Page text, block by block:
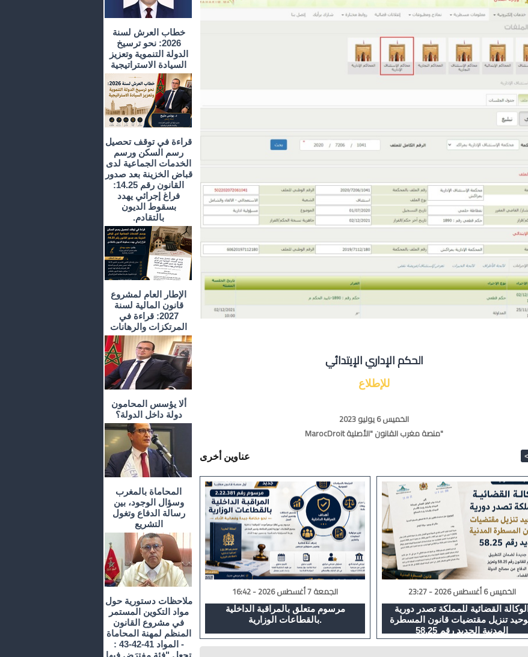
خطاب العرش لسنة
2026: نحو ترسيخ
الدولة التنموية وتعزيز
السيادة الاستراتيجية
قراءة في توقف تحصيل
رسم السكن ورسم
الخدمات الجماعية لدى
قباض الخزينة بعد صدور
القانون رقم 14.25:
فراغ إجرائي يهدد
بسقوط الديون
بالتقادم.
الإطار العام لمشروع
قانون المالية لسنة
2027: قراءة في
المرتكزات والرهانات
ألا يؤسس المحامون
دولة داخل الدولة؟
المحاماة بالمغرب
وسؤال الوجود، بين
رسالة الدفاع وتغول
التشريع
ملاحظات دستورية حول
مواد التكوين المستمر
في مشروع القانون
المنظم لمهنة المحاماة
- المواد 41-42-43 :
تجعل "فئة مفترَض فيها
الحكم الإداري الإيتدائي
للإطلاع
الخميس 6 يوليو 2023
MarocDroit منصة مغرب القانون "الأصلية"
عناوين أخرى
الجمعة 7 أغسطس 2026 - 16:42
مرسوم متعلق بالمراقبة الداخلية
بالقطاعات الوزارية.
الخميس 6 أغسطس 2026 - 23:27
الوكالة القضائية للمملكة تصدر دورية
تنزيل مقتضيات قانون المسطرة
المدنية الجديد رقم 58.25